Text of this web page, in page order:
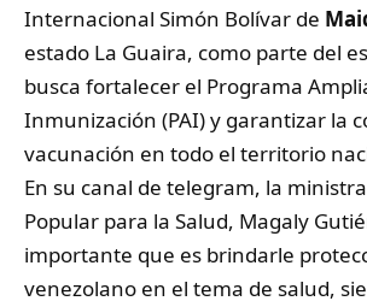
Internacional Simón Bolívar de
estado La Guaira, como parte del
busca fortalecer el Programa
Inmunización (PAI) y garantizar la
vacunación en todo el territorio
En su canal de telegram, ​la
Popular para la Salud, Magaly
importante que es brindarle
venezolano en el tema de salud,